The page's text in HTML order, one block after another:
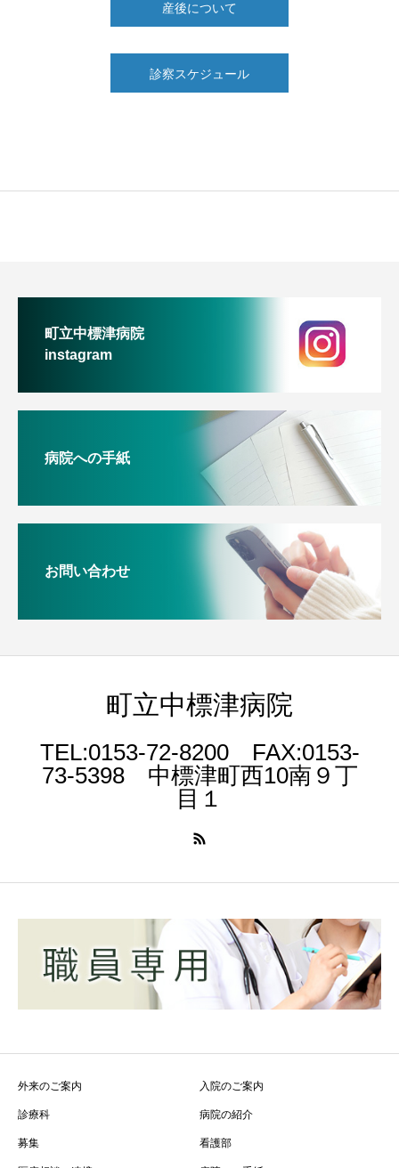
産後について
診察スケジュール
町立中標津病院
instagram
病院への手紙
お問い合わせ
町立中標津病院
TEL:0153-72-8200 FAX:0153-
73-5398 中標津町西10南９丁
目１
外来のご案内 入院のご案内
診療科 病院の紹介
募集 看護部